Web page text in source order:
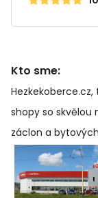
Kto sme:
shopy so skvělou
záclon a